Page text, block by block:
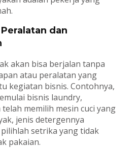
dan
akan bisa berjalan tanpa
atau peralatan yang
kegiatan bisnis. Contohnya,
bisnis laundry,
memilih mesin cuci yang
jenis detergennya
setrika yang tidak
pakaian.